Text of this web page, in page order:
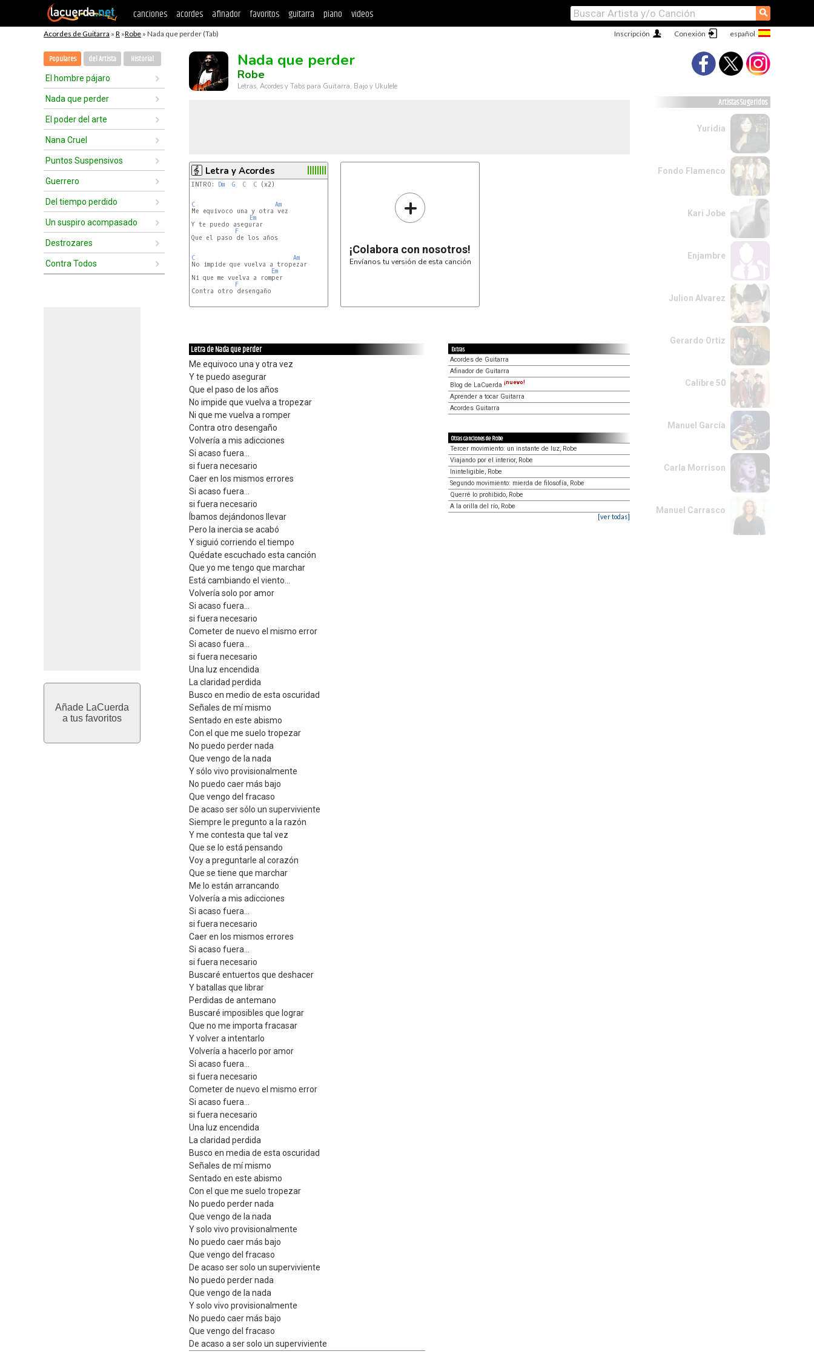
canciones acordes afinador favoritos guitarra piano videos ⚲
Acordes de Guitarra » R »Robe » Nada que perder (Tab) Conexión
Inscripción
Populares del Artista Historial
El hombre pájaro
Nada que perder
El poder del arte
Nana Cruel
Puntos Suspensivos
Guerrero
Del tiempo perdido
Un suspiro acompasado
Destrozares
Contra Todos
Añade LaCuerda
a tus favoritos
Nada que perder
Robe
Letras, Acordes y Tabs para Guitarra, Bajo y Ukulele
Letra y Acordes
INTRO: Dm G C C (x2)
C
Am
Me equivoco una y otra vez
Em
Y te puedo asegurar
F
Que el paso de los años
C
Am
No impide que vuelva a tropezar
Em
Ni que me vuelva a romper
F
Contra otro desengaño
+
¡Colabora con nosotros!
Envíanos tu versión de esta canción
Letra de Nada que perder
Me equivoco una y otra vez
Y te puedo asegurar
Que el paso de los años
No impide que vuelva a tropezar
Ni que me vuelva a romper
Contra otro desengaño
Volvería a mis adicciones
Si acaso fuera...
si fuera necesario
Caer en los mismos errores
Si acaso fuera...
si fuera necesario
Íbamos dejándonos llevar
Pero la inercia se acabó
Y siguió corriendo el tiempo
Quédate escuchado esta canción
Que yo me tengo que marchar
Está cambiando el viento...
Volvería solo por amor
Si acaso fuera...
si fuera necesario
Cometer de nuevo el mismo error
Si acaso fuera...
si fuera necesario
Una luz encendida
La claridad perdida
Busco en medio de esta oscuridad
Señales de mí mismo
Sentado en este abismo
Con el que me suelo tropezar
No puedo perder nada
Que vengo de la nada
Y sólo vivo provisionalmente
No puedo caer más bajo
Que vengo del fracaso
De acaso ser sólo un superviviente
Siempre le pregunto a la razón
Y me contesta que tal vez
Que se lo está pensando
Voy a preguntarle al corazón
Que se tiene que marchar
Me lo están arrancando
Volvería a mis adicciones
Si acaso fuera...
si fuera necesario
Caer en los mismos errores
Si acaso fuera...
si fuera necesario
Buscaré entuertos que deshacer
Y batallas que librar
Perdidas de antemano
Buscaré imposibles que lograr
Que no me importa fracasar
Y volver a intentarlo
Volvería a hacerlo por amor
Si acaso fuera...
si fuera necesario
Cometer de nuevo el mismo error
Si acaso fuera...
si fuera necesario
Una luz encendida
La claridad perdida
Busco en media de esta oscuridad
Señales de mí mismo
Sentado en este abismo
Con el que me suelo tropezar
No puedo perder nada
Que vengo de la nada
Y solo vivo provisionalmente
No puedo caer más bajo
Que vengo del fracaso
De acaso ser solo un superviviente
No puedo perder nada
Que vengo de la nada
Y solo vivo provisionalmente
No puedo caer más bajo
Que vengo del fracaso
De acaso a ser solo un superviviente
Extras
Acordes de Guitarra
Afinador de Guitarra
Blog de LaCuerda ¡nuevo!
Aprender a tocar Guitarra
Acordes Guitarra
Otras canciones de Robe
Tercer movimiento: un instante de luz, Robe
Viajando por el interior, Robe
Ininteligible, Robe
Segundo movimiento: mierda de filosofía, Robe
Querré lo prohibido, Robe
A la orilla del río, Robe
[ver todas]
Artistas Sugeridos
Yuridia
Fondo Flamenco
Kari Jobe
Enjambre
Julion Alvarez
Gerardo Ortiz
Calibre 50
Manuel García
Carla Morrison
Manuel Carrasco